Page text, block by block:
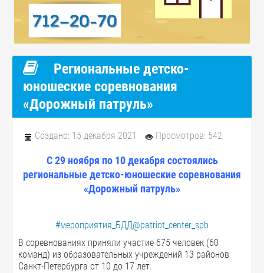
Региональные детско-
юношеские соревнования
«Дорожный патруль»
Создано: 15 декабря 2021 Просмотров: 542
С 29 ноября по 10 декабря состоялись
региональные детско-юношеские соревнования
«Дорожный патруль»
#мероприятия_БДД@patriot_center_spb
В соревнованиях приняли участие 675 человек (60
команд) из образовательных учреждений 13 районов
Санкт-Петербурга от 10 до 17 лет.